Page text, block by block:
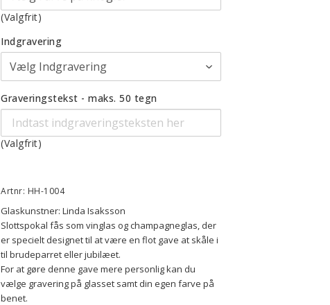
(Valgfrit)
Indgravering
Graveringstekst - maks. 50 tegn
(Valgfrit)
Artnr: HH-1004
Glaskunstner: Linda Isaksson
Slottspokal fås som vinglas og champagneglas, der
er specielt designet til at være en flot gave at skåle i
til brudeparret eller jubilæet.
For at gøre denne gave mere personlig kan du
vælge gravering på glasset samt din egen farve på
benet.